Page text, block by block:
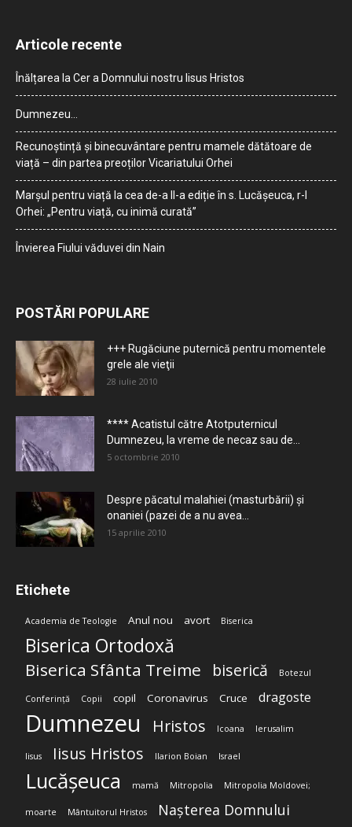
Articole recente
Înălțarea la Cer a Domnului nostru Iisus Hristos
Dumnezeu…
Recunoștință și binecuvântare pentru mamele dătătoare de
viață – din partea preoților Vicariatului Orhei
Marșul pentru viață la cea de-a II-a ediție în s. Lucășeuca, r-l
Orhei: „Pentru viață, cu inimă curată”
Învierea Fiului văduvei din Nain
POSTĂRI POPULARE
+++ Rugăciune puternică pentru momentele
grele ale vieţii
28 iulie 2010
**** Acatistul către Atotputernicul
Dumnezeu, la vreme de necaz sau de...
5 octombrie 2010
Despre păcatul malahiei (masturbării) şi
onaniei (pazei de a nu avea...
15 aprilie 2010
Etichete
Academia de Teologie Anul nou avort Biserica
Biserica Ortodoxă
Biserica Sfânta Treime biserică Botezul
Conferință Copii copil Coronavirus Cruce dragoste
Dumnezeu Hristos Icoana Ierusalim
Iisus Iisus Hristos Ilarion Boian Israel
Lucășeuca mamă Mitropolia Mitropolia Moldovei;
moarte Mântuitorul Hristos Nașterea Domnului